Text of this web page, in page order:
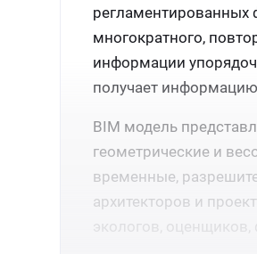
регламентированных
многократного,
информации
получает
BIM модель
геометрические и
временные,
архитекторов и
экологов, оценщиков,